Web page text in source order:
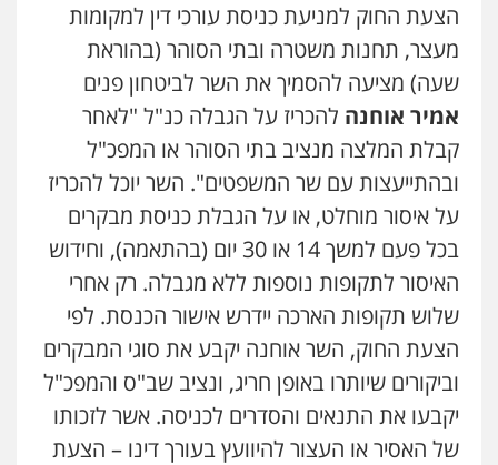
עו"ד שאדי נאטור
מעצרים וחקירות
0509230800
משרד עורכי דין פארס פלאח
פלילי צבאי צווארון לבן והונאה ביטוח לאומי
0549911449
עו"ד יניב זוסמן
פלילי כלכלי פשיעה חמורה מעצרים
וחקירות
0525199949
עו"ד אסף גונן
פלילי פשע חמור תעבורה צבא מעצרים
וחקירות
0542255161
הצעת החוק למניעת כניסת עורכי דין למקומות
מעצר, תחנות משטרה ובתי הסוהר (בהוראת
שעה) מציעה להסמיך את השר לביטחון פנים
אמיר אוחנה להכריז על הגבלה כנ"ל "לאחר
קבלת המלצה מנציב בתי הסוהר או המפכ"ל
ובהתייעצות עם שר המשפטים". השר יוכל להכריז
על איסור מוחלט, או על הגבלת כניסת מבקרים
בכל פעם למשך 14 או 30 יום (בהתאמה), וחידוש
האיסור לתקופות נוספות ללא מגבלה. רק אחרי
שלוש תקופות הארכה יידרש אישור הכנסת. לפי
הצעת החוק, השר אוחנה יקבע את סוגי המבקרים
וביקורים שיותרו באופן חריג, ונציב שב"ס והמפכ"ל
יקבעו את התנאים והסדרים לכניסה. אשר לזכותו
של האסיר או העצור להיוועץ בעורך דינו – הצעת